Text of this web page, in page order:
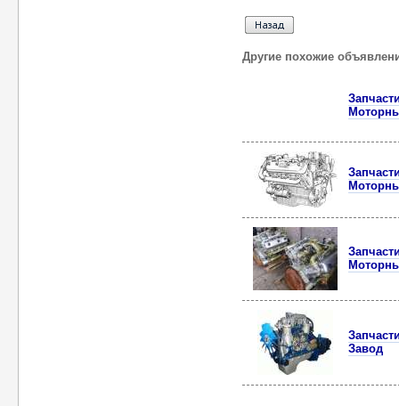
Другие похожие
Завод